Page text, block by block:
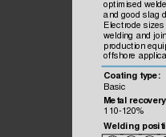
optim ised
and good sl ag
Electrode sizes
welding and
production equi
offshore
Coating type:
Basic
Metal recovery
110-120%
Welding